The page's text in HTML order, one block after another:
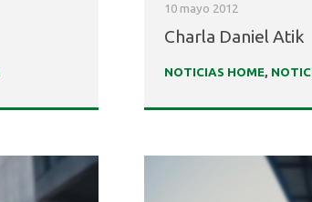
10 mayo 2012
Charla Daniel Atik
NOTICIAS HOME,